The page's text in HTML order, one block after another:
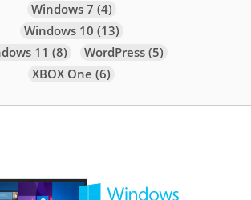
Windows 7 (4)
Windows 10 (13)
11 (8) WordPress(5)
XBOX One (6)